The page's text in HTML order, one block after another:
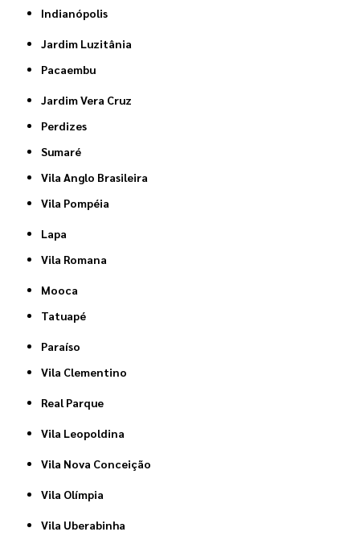
Indianópolis
Jardim Luzitânia
Pacaembu
Jardim Vera Cruz
Perdizes
Sumaré
Vila Anglo Brasileira
Vila Pompéia
Lapa
Vila Romana
Mooca
Tatuapé
Paraíso
Vila Clementino
Real Parque
Vila Leopoldina
Vila Nova Conceição
Vila Olímpia
Vila Uberabinha